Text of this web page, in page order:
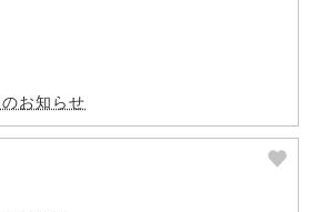
お知らせ